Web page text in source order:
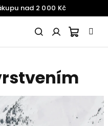
nad 2 000 Kč
košík